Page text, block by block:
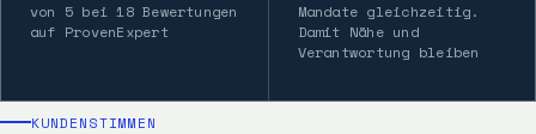
von 5 bei 18 Bewertungen
auf ProvenExpert
Mandate gleichzeitig.
Damit Nähe und
Verantwortung bleiben
KUNDENSTIMMEN